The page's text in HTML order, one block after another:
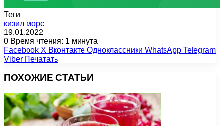
Теги
кизил морс
19.01.2022
0 Время чтения: 1 минута
Facebook X Вконтакте Одноклассники WhatsApp Telegram
Viber Печатать
ПОХОЖИЕ СТАТЬИ